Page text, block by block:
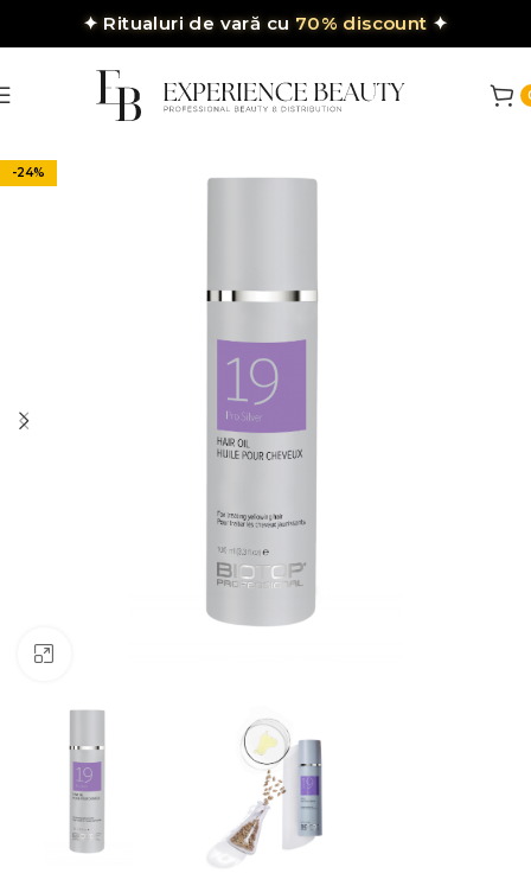
✦ Ritualuri de vară cu 70% discount ✦
-24%